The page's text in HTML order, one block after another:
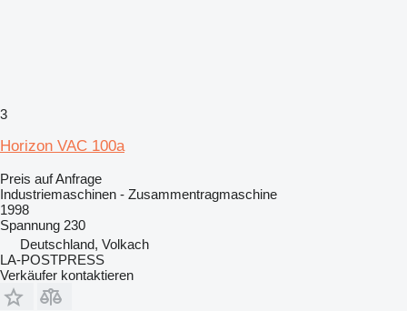
3
Horizon VAC 100a
Preis auf Anfrage
Industriemaschinen - Zusammentragmaschine
1998
Spannung 230
Deutschland, Volkach
LA-POSTPRESS
Verkäufer kontaktieren